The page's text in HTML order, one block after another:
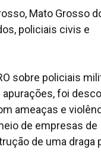
Mato Grosso
policiais civis e
sobre policiais
foi
ameaças e
de empresas de
de uma draga